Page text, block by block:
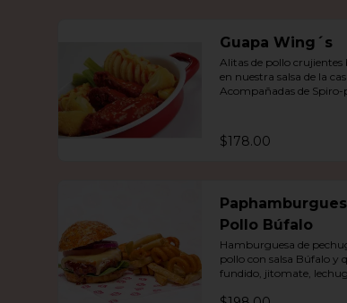
Guapa Wing´s
Alitas de pollo crujientes
en nuestra salsa de la
Acompañadas de Spiro-
$178.00
Pollo Búfalo
Hamburguesa de
pollo con salsa Búfalo y
fundido, jitomate,
morada y nuestra salsa